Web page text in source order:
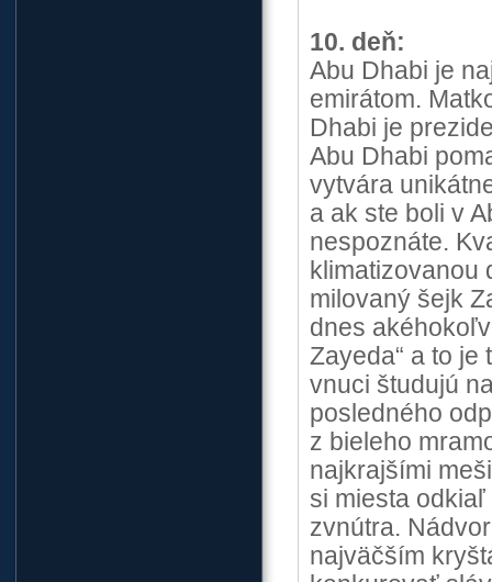
10. deň:
Abu Dhabi je
emirátom.
Dhabi je
Abu Dhabi
vytvára
a ak ste boli v
nespoznáte.
klimatizovanou
milovaný šejk
dnes
Zayeda“ a to
vnuci študujú
posledného
z bieleho
najkrajšími
si miesta
zvnútra.
najväčším